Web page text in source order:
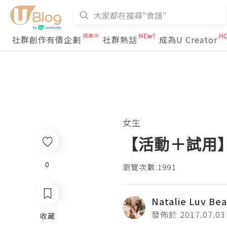
社群創作有價企劃 社群熱話 成為U Creator
0
收藏
女生
【活動＋試
瀏覽次數:1991
Natalie Luv
發佈於 2017.07.03